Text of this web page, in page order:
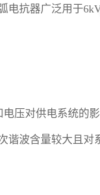
电抗器广泛用于
压对供电系统的
谐波含量较大且对